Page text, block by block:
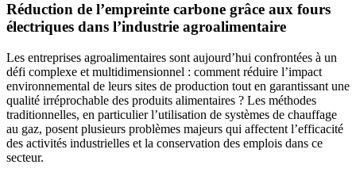
Réduction de l’empreinte carbone grâce aux fours
électriques dans l’industrie agroalimentaire
Les entreprises agroalimentaires sont aujourd’hui confrontées à un
défi complexe et multidimensionnel : comment réduire l’impact
environnemental de leurs sites de production tout en garantissant une
qualité irréprochable des produits alimentaires ? Les méthodes
traditionnelles, en particulier l’utilisation de systèmes de chauffage
au gaz, posent plusieurs problèmes majeurs qui affectent l’efficacité
des activités industrielles et la conservation des emplois dans ce
secteur.